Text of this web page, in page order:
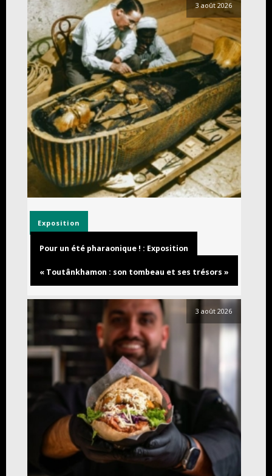
3 août 2026
Exposition
Pour un été pharaonique ! : Exposition
« Toutânkhamon : son tombeau et ses trésors »
3 août 2026